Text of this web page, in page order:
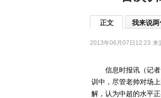
正文 我来说两
2013年06月07日12:23 来
信息时报讯（记者
训中，尽管老帅对场
解，认为中超的水平正